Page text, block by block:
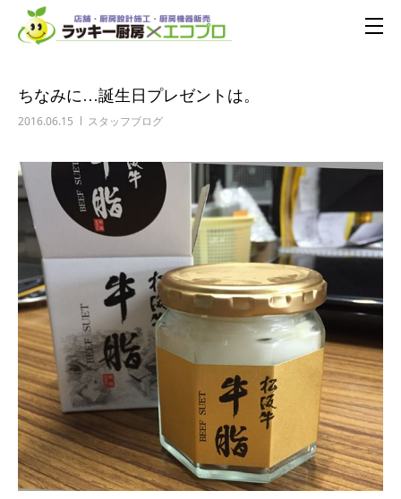
ちなみに…誕生日プレゼントは。
2016.06.15 スタッフブログ